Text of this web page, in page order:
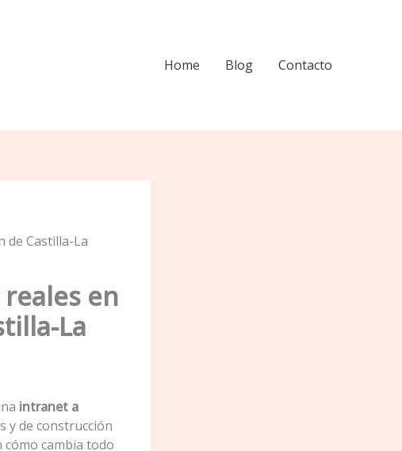
Home
Blog Contacto
de Castilla-La
en
La
intranet a
y de construcción
cambia todo